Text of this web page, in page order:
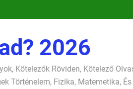
2026
Kötelezők Röviden, Kötelező
Történelem, Fizika, Matemetika,